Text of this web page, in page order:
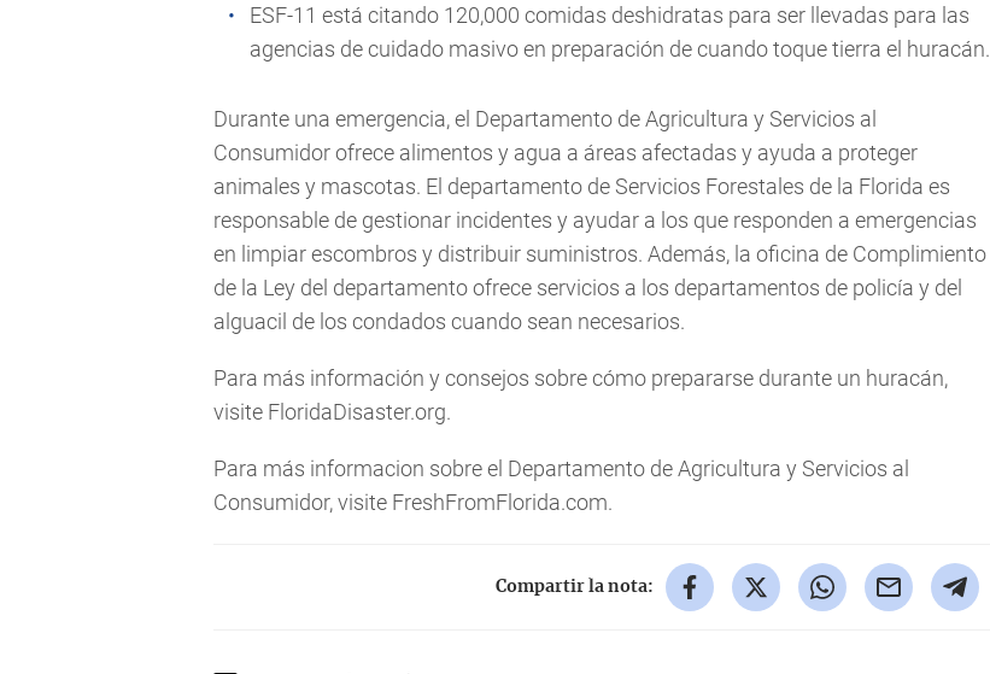
ESF-11 está citando 120,000 comidas deshidratas para ser llevadas para las
agencias de cuidado masivo en preparación de cuando toque tierra el huracán.
Durante una emergencia, el Departamento de Agricultura y Servicios al
Consumidor ofrece alimentos y agua a áreas afectadas y ayuda a proteger
animales y mascotas. El departamento de Servicios Forestales de la Florida es
responsable de gestionar incidentes y ayudar a los que responden a emergencias
en limpiar escombros y distribuir suministros. Además, la oficina de Complimiento
de la Ley del departamento ofrece servicios a los departamentos de policía y del
alguacil de los condados cuando sean necesarios.
Para más información y consejos sobre cómo prepararse durante un huracán,
visite FloridaDisaster.org.
Para más informacion sobre el Departamento de Agricultura y Servicios al
Consumidor, visite FreshFromFlorida.com.
Compartir la nota: